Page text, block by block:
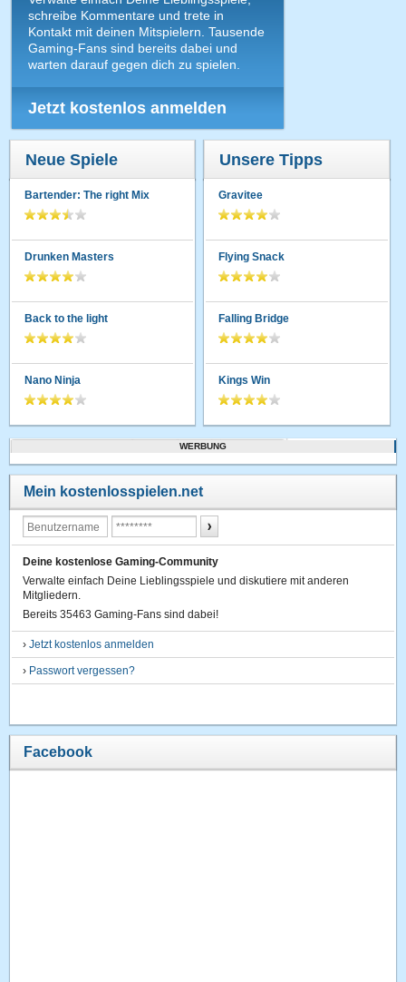
schreibe Kommentare und trete in
Kontakt mit deinen Mitspielern. Tausende
Gaming-Fans sind bereits dabei und
warten darauf gegen dich zu spielen.
Jetzt kostenlos anmelden
Neue Spiele
Bartender: The right Mix
Drunken Masters
Back to the light
Nano Ninja
Unsere Tipps
Gravitee
Flying Snack
Falling Bridge
Kings Win
WERBUNG
Mein kostenlosspielen.net
Deine kostenlose Gaming-Community
Verwalte einfach Deine Lieblingsspiele und diskutiere mit anderen
Mitgliedern.
Bereits 35463 Gaming-Fans sind dabei!
›Jetzt kostenlos anmelden
› Passwort vergessen?
Facebook